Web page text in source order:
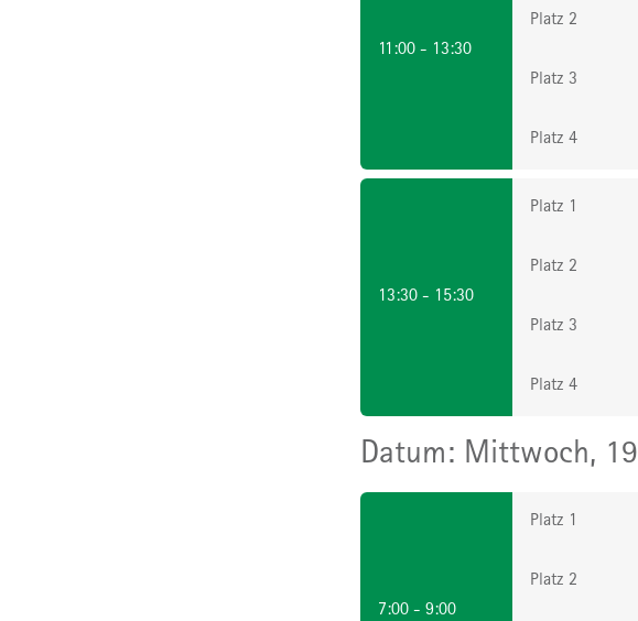
11:00 - 13:30
Platz 2
Platz 3
Platz 4
13:30 - 15:30
Platz 1
Platz 2
Platz 3
Platz 4
Mittwoch,
7:00 - 9:00
Platz 1
Platz 2